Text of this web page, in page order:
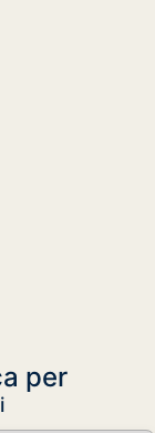
per